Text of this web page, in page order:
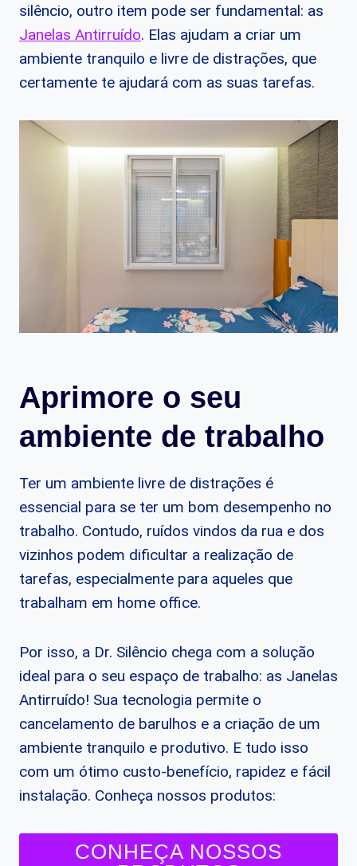
silêncio, outro item pode ser fundamental: as
Janelas Antirruído. Elas ajudam a criar um
ambiente tranquilo e livre de distrações, que
certamente te ajudará com as suas tarefas.
Aprimore o seu
ambiente de trabalho
Ter um ambiente livre de distrações é
essencial para se ter um bom desempenho no
trabalho. Contudo, ruídos vindos da rua e dos
vizinhos podem dificultar a realização de
tarefas, especialmente para aqueles que
trabalham em home office.
Por isso, a Dr. Silêncio chega com a solução
ideal para o seu espaço de trabalho: as Janelas
Antirruído! Sua tecnologia permite o
cancelamento de barulhos e a criação de um
ambiente tranquilo e produtivo. E tudo isso
com um ótimo custo-benefício, rapidez e fácil
instalação. Conheça nossos produtos:
CONHEÇA NOSSOS